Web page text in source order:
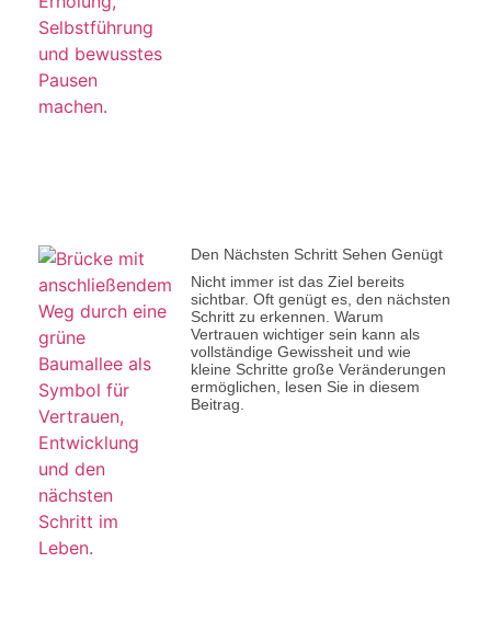
Den Nächsten Schritt Sehen Genügt
Nicht immer ist das Ziel bereits
sichtbar. Oft genügt es, den nächsten
Schritt zu erkennen. Warum
Vertrauen wichtiger sein kann als
vollständige Gewissheit und wie
kleine Schritte große Veränderungen
ermöglichen, lesen Sie in diesem
Beitrag.